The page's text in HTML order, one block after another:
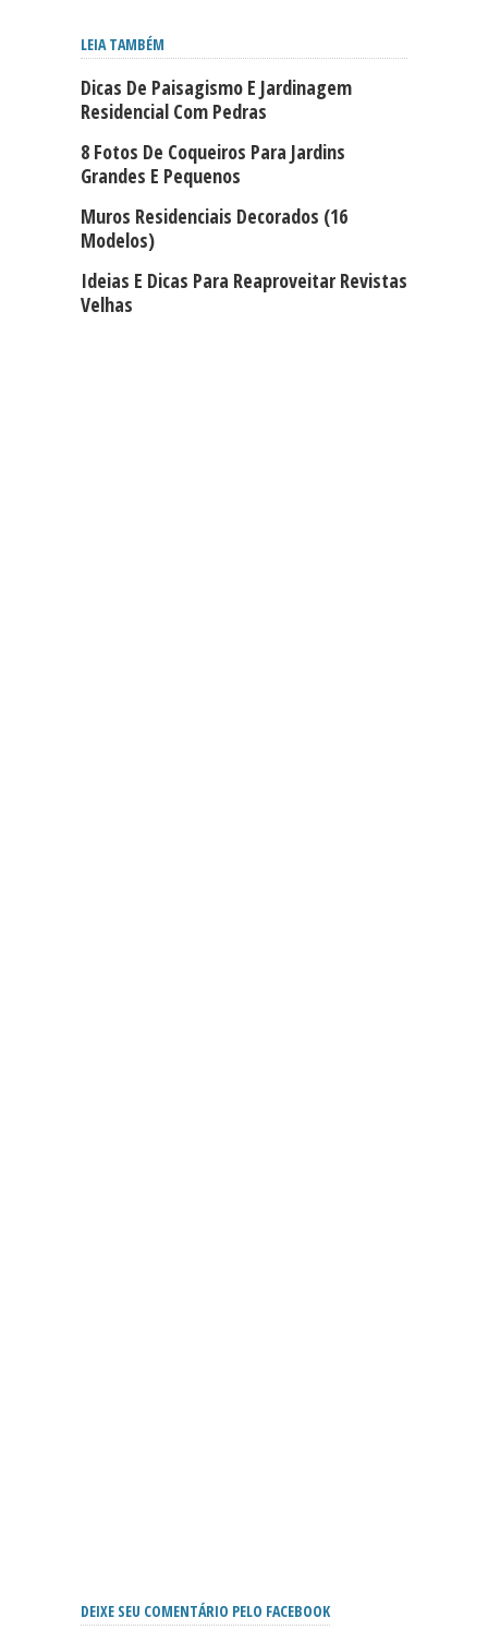
LEIA TAMBÉM
Dicas De Paisagismo E Jardinagem
Residencial Com Pedras
8 Fotos De Coqueiros Para Jardins
Grandes E Pequenos
Muros Residenciais Decorados (16
Modelos)
Ideias E Dicas Para Reaproveitar Revistas
Velhas
DEIXE SEU COMENTÁRIO PELO FACEBOOK